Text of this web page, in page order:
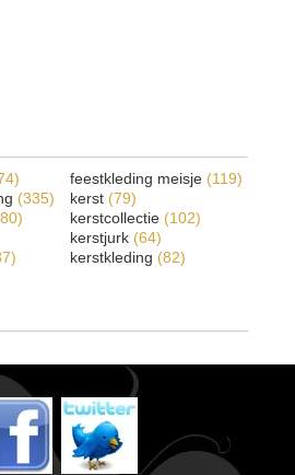
(335)
feestkleding meisje (119)
kerst (79)
kerstcollectie (102)
kerstjurk (64)
kerstkleding (82)